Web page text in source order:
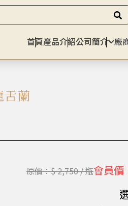
首頁產品介紹公司簡介 廠
蘭
原價：$ 2,750 / 瓶會員價